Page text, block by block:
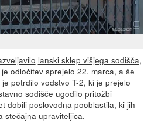
lanski sklep višjega sodišča,
odločitev sprejelo 22. marca, a še
potrdilo vodstvo T-2, ki je prejelo
sodišče ugodilo pritožbi
dobili poslovodna pooblastila, ki jih
stečajna upraviteljica.